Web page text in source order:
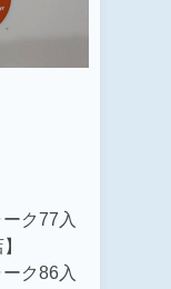
ク77入
ク86入